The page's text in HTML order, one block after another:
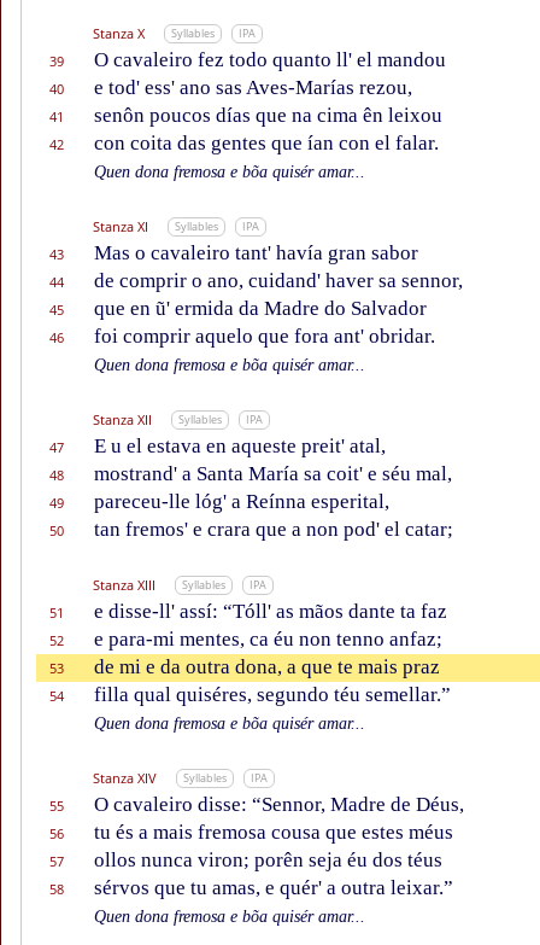
Stanza X Syllables IPA
39 O cavaleiro fez todo quanto ll' el mandou
40 e tod' ess' ano sas Aves-Marías rezou,
41 senôn poucos días que na cima ên leixou
42 con coita das gentes que ían con el falar.
Quen dona fremosa e bõa quisér amar...
Stanza XI Syllables IPA
43 Mas o cavaleiro tant' havía gran sabor
44 de comprir o ano, cuidand' haver sa sennor,
45 que en ũ' ermida da Madre do Salvador
46 foi comprir aquelo que fora ant' obridar.
Quen dona fremosa e bõa quisér amar...
Stanza XII Syllables IPA
47 E u el estava en aqueste preit' atal,
48 mostrand' a Santa María sa coit' e séu mal,
49 pareceu-lle lóg' a Reínna esperital,
50 tan fremos' e crara que a non pod' el catar;
Stanza XIII Syllables IPA
51 e disse-ll' assí: “Tóll' as mãos dante ta faz
52 e para-mi mentes, ca éu non tenno anfaz;
53 de mi e da outra dona, a que te mais praz
54 filla qual quiséres, segundo téu semellar.”
Quen dona fremosa e bõa quisér amar...
Stanza XIV Syllables IPA
55 O cavaleiro disse: “Sennor, Madre de Déus,
56 tu és a mais fremosa cousa que estes méus
57 ollos nunca viron; porên seja éu dos téus
58 sérvos que tu amas, e quér' a outra leixar.”
Quen dona fremosa e bõa quisér amar...